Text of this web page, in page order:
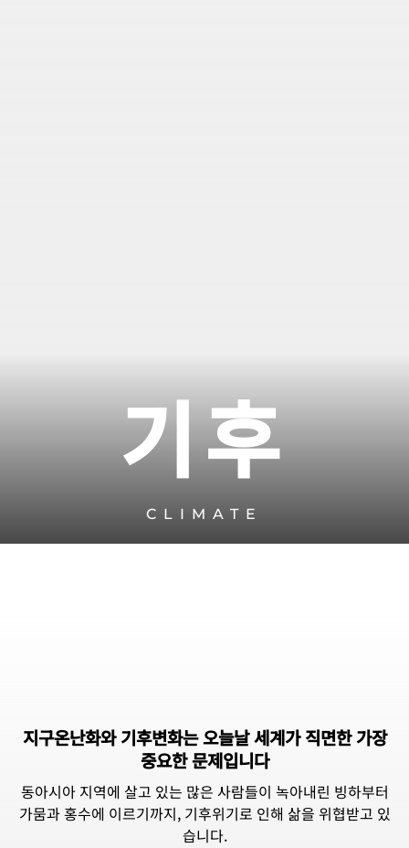
기후
CLIMATE
지구온난화와 기후변화는 오늘날 세계가 직면한 가장
중요한 문제입니다
동아시아 지역에 살고 있는 많은 사람들이 녹아내린 빙하부터
가뭄과 홍수에 이르기까지, 기후위기로 인해 삶을 위협받고 있
습니다.